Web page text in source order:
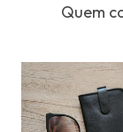
Quem